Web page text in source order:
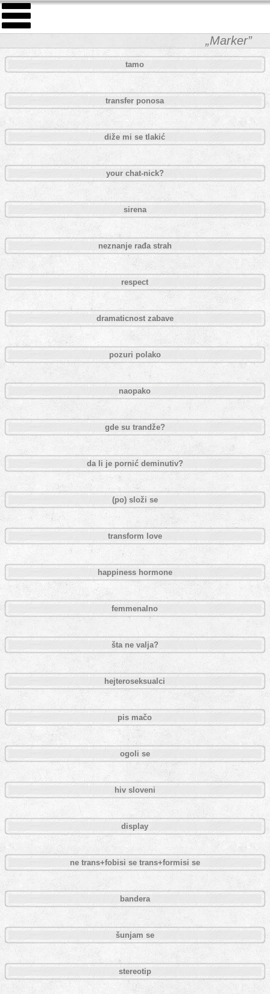
„Marker”
tamo
transfer ponosa
diže mi se tlakić
your chat-nick?
sirena
neznanje rađa strah
respect
dramaticnost zabave
pozuri polako
naopako
gde su trandže?
da li je pornić deminutiv?
(po) složi se
transform love
happiness hormone
femmenalno
šta ne valja?
hejteroseksualci
pis mačo
ogoli se
hiv sloveni
display
ne trans+fobisi se trans+formisi se
bandera
šunjam se
stereotip